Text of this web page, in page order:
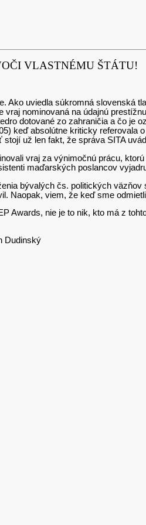
VLASTNÉMU ŠTÁTU!
Ako uviedla súkromná slovenská
nominovaná na údajnú
dotované zo zahraničia a čo
keď absolútne kriticky
už len fakt, že správa SITA
vraj za výnimočnú prácu,
maďarských poslancov
bývalých čs. politických
Naopak, viem, že keď sme
Awards, nie je to nik, kto má z